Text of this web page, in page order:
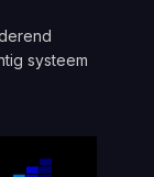
systeem